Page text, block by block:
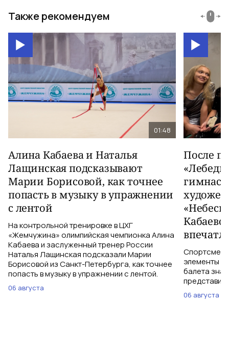
Также рекомендуем
01:48
Алина Кабаева и Наталья
Лащинская подсказывают
Марии Борисовой, как точнее
попасть в музыку в упражнении
с лентой
На контрольной тренировке в ЦХГ
«Жемчужина» олимпийская чемпионка Алина
Кабаева и заслуженный тренер России
Наталья Лащинская подсказали Марии
Борисовой из Санкт-Петербурга, как точнее
попасть в музыку в упражнении с лентой.
06 августа
После
элементы
балета
06 августа